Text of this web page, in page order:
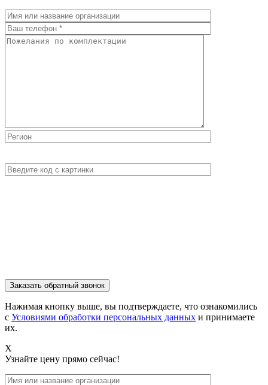
Нажимая кнопку выше, вы подтверждаете, что ознакомились
с Условиями обработки персональных данных и принимаете
их.
X
Узнайте цену прямо сейчас!